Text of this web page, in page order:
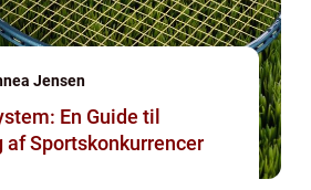
Jensen
En Guide til
af Sportskonkurrencer